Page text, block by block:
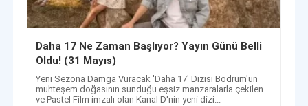
Daha 17 Ne Zaman Başlıyor? Yayın Günü Belli
Oldu! (31 Mayıs)
Yeni Sezona Damga Vuracak 'Daha 17' Dizisi Bodrum'un
muhteşem doğasının sunduğu eşsiz manzaralarla çekilen
ve Pastel Film imzalı olan Kanal D'nin yeni dizi...